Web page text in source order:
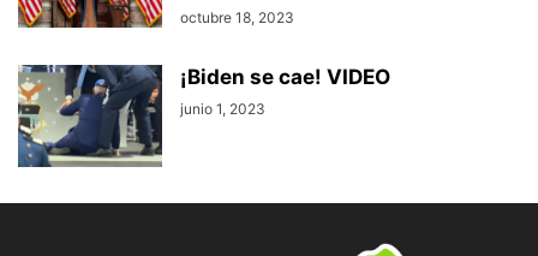
octubre 18, 2023
¡Biden se cae! VIDEO
junio 1, 2023